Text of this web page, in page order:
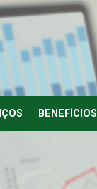
BENEFÍCIOS